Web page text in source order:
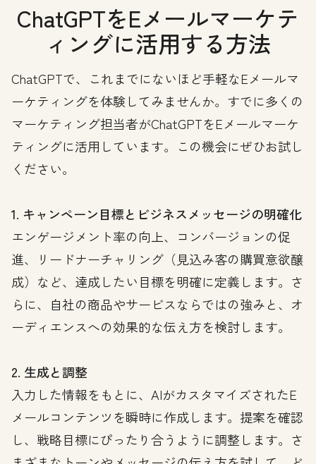
ChatGPTをEメールマーケテ
ィングに活用する方法
ChatGPTで、これまでにないほど手軽なEメールマ
ーケティングを体験してみませんか。すでに多くの
マーケティング担当者がChatGPTをEメールマーケ
ティングに活用しています。この機会にぜひお試し
ください。
1. キャンペーン目標とビジネスメッセージの明確化
エンゲージメント率の向上、コンバージョンの促
進、リードナーチャリング（見込み客の購買意欲醸
成）など、達成したい目標を明確に定義します。さ
らに、自社の商品やサービスならではの強みと、オ
ーディエンスへの効果的な伝え方を検討します。
2. 生成と調整
入力した情報をもとに、AIがカスタマイズされたE
メールコンテンツを瞬時に作成します。提案を確認
し、戦略目標にぴったり合うように調整します。さ